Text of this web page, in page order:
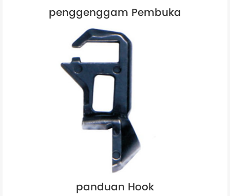
penggenggam Pembuka
panduan Hook